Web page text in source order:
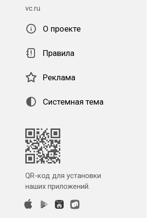
vc.ru
О проекте
Правила
Реклама
Системная тема
QR-код для установки
наших приложений.